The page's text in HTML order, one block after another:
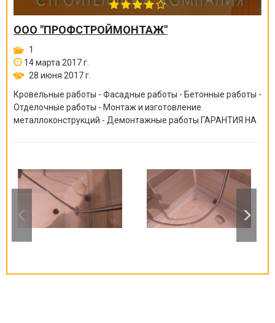
ООО "ПРОФСТРОЙМОНТАЖ"
1
14 марта 2017 г.
28 июня 2017 г.
Кровельные работы - Фасадные работы - Бетонные работы -
Отделочные работы - Монтаж и изготовление
металлоконструкций - Демонтажные работы ГАРАНТИЯ НА